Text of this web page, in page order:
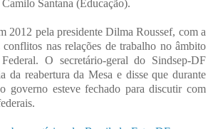
Santana (Educação).
2012 pela presidente Dilma Roussef, com a
nas relações de trabalho no âmbito
O secretário-geral do Sindsep-DF
da reabertura da Mesa e disse que durante
governo esteve fechado para discutir com